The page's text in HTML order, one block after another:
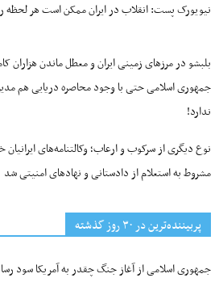
نیویورک پست: انقلاب در ایران ممکن است هر
بلبشو در مرزهای زمینی ایران و معطل ماندن هزاران
جمهوری اسلامی حتی با وجود محاصره دریایی هم
ندارد!
نوع دیگری از سرکوب و ارعاب؛ وکالتنامه‌های
مشروط به استعلام از دادستانی و نهادهای امنیتی شد
پربیننده‌ترین‌ در ۳۰ روز گذشته
جمهوری اسلامی از آغاز جنگ چقدر به آمریکا سود